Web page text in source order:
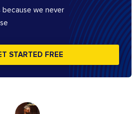
because we never
STARTED FREE